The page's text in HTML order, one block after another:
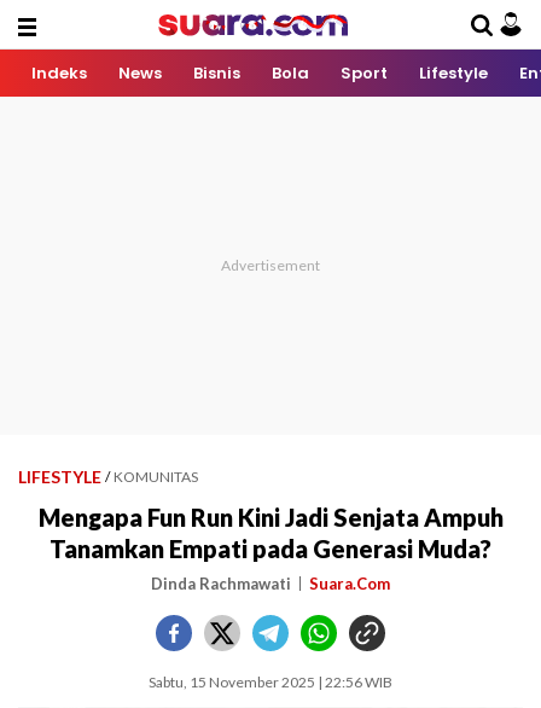
Indeks News Bisnis Bola Sport Lifestyle
LIFESTYLE / KOMUNITAS
Mengapa Fun Run Kini Jadi Senjata Ampuh
Tanamkan Empati pada Generasi Muda?
Dinda Rachmawati Suara.Com
Sabtu, 15 November 2025 | 22:56 WIB